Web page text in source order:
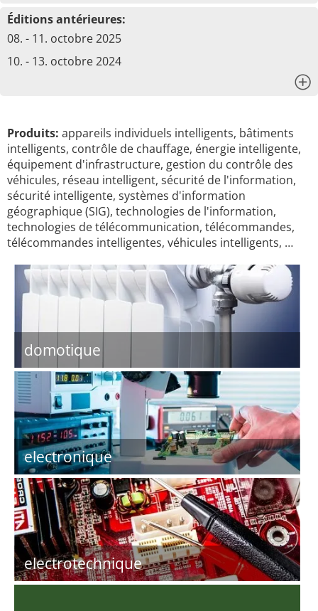
Éditions antérieures:
08. - 11. octobre 2025
10. - 13. octobre 2024
Produits: appareils individuels intelligents, bâtiments
intelligents, contrôle de chauffage, énergie intelligente,
équipement d'infrastructure, gestion du contrôle des
véhicules, réseau intelligent, sécurité de l'information,
sécurité intelligente, systèmes d'information
géographique (SIG), technologies de l'information,
technologies de télécommunication, télécommandes,
télécommandes intelligentes, véhicules intelligents, …
domotique
electronique
electrotechnique